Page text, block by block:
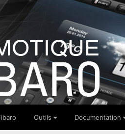
Outils Documentation